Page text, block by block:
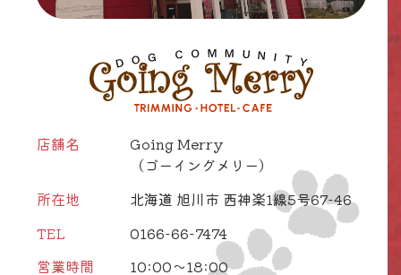
店舗名
Going Merry
（ゴーイングメリー）
所在地
北海道 旭川市 西神楽1線5号67-46
TEL
0166-66-7474
営業時間
10:00～18:00